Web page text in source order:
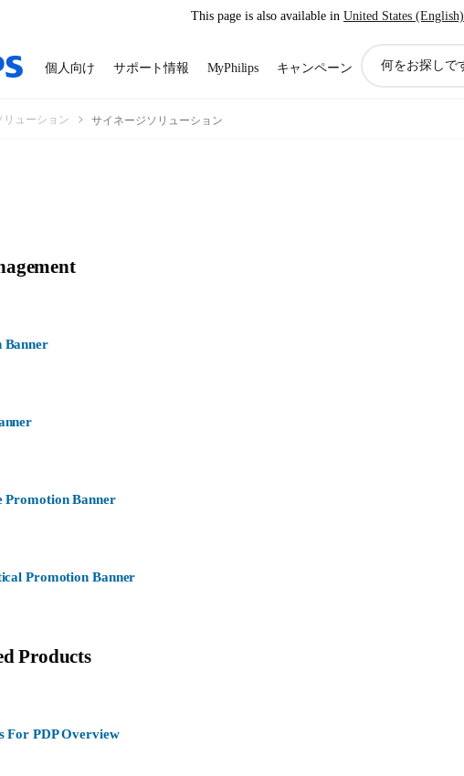
This page is also available in United States (English)
個人向け サポート情報 MyPhilips キャンペーン
ューション サイネージソリューション
Banner
Promotion Banner
Promotion Banner
Products
For PDP Overview